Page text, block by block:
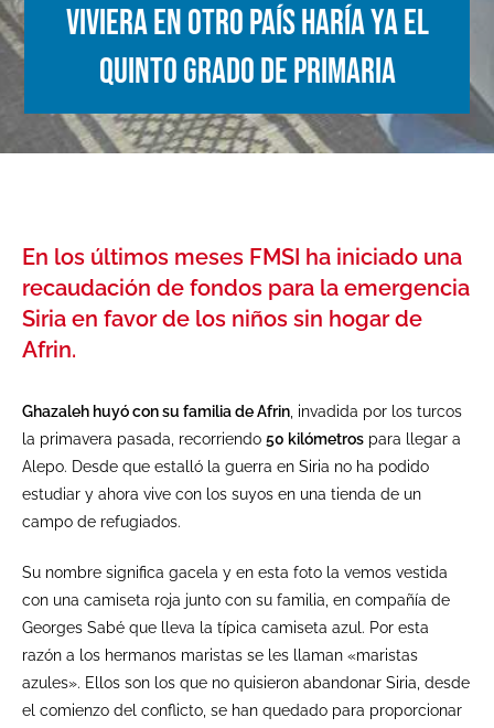
viviera en otro país haría ya el
quinto grado de primaria
En los últimos meses FMSI ha iniciado una
recaudación de fondos para la emergencia
Siria en favor de los niños sin hogar de
Afrin.
Ghazaleh huyó con su familia de Afrin , invadida por los turcos
la primavera pasada, recorriendo 50 kilómetros para llegar a
Alepo. Desde que estalló la guerra en Siria no ha podido
estudiar y ahora vive con los suyos en una tienda de un
campo de refugiados.
Su nombre significa gacela y en esta foto la vemos vestida
con una camiseta roja junto con su familia, en compañía de
Georges Sabé que lleva la típica camiseta azul. Por esta
razón a los hermanos maristas se les llaman «maristas
azules». Ellos son los que no quisieron abandonar Siria, desde
el comienzo del conflicto, se han quedado para proporcionar